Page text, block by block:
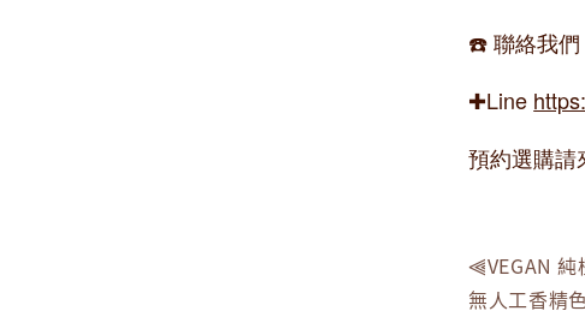
☎️ 聯絡我們
✚Line
預約選購
⫷VEGAN 純
無人工香精